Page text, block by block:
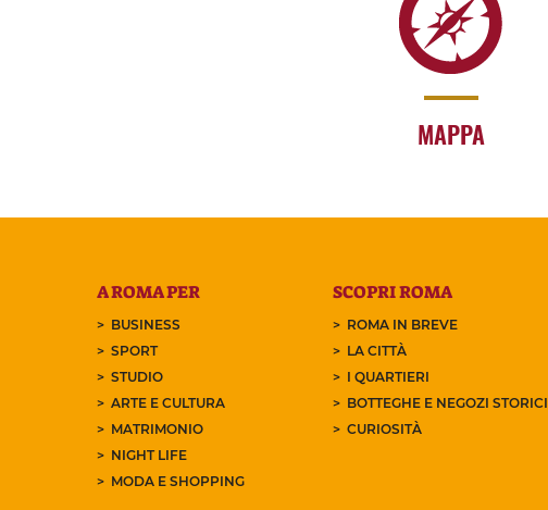
MAPPA
A ROMA PER
BUSINESS
SPORT
STUDIO
ARTE E CULTURA
MATRIMONIO
NIGHT LIFE
MODA E SHOPPING
SCOPRI ROMA
ROMA IN BREVE
LA CITTÀ
I QUARTIERI
BOTTEGHE E NEGOZI STORICI
CURIOSITÀ